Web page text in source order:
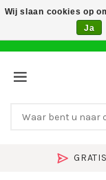
Wij slaan cookies op
Ja